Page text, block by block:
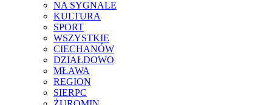
NA SYGNALE
KULTURA
SPORT
WSZYSTKIE
CIECHANÓW
DZIAŁDOWO
MŁAWA
REGION
SIERPC